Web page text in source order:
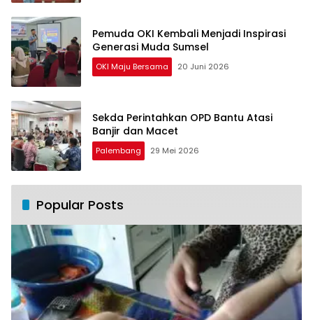
Pemuda OKI Kembali Menjadi Inspirasi
Generasi Muda Sumsel
OKI Maju Bersama 20 Juni 2026
Sekda Perintahkan OPD Bantu Atasi
Banjir dan Macet
Palembang 29 Mei 2026
Popular Posts